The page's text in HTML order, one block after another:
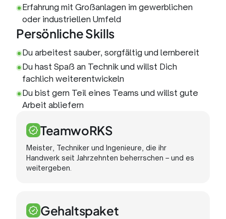
Erfahrung mit Großanlagen im gewerblichen
oder industriellen Umfeld
Persönliche Skills
Du arbeitest sauber, sorgfältig und lernbereit
Du hast Spaß an Technik und willst Dich
fachlich weiterentwickeln
Du bist gern Teil eines Teams und willst gute
Arbeit abliefern
TeamwoRKS
Meister, Techniker und Ingenieure, die ihr
Handwerk seit Jahrzehnten beherrschen – und es
weitergeben.
Gehaltspaket